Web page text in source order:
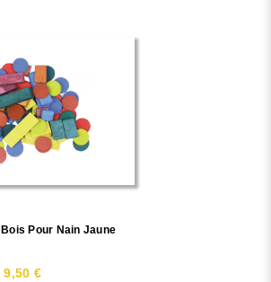
Pour Nain Jaune
9,50 €